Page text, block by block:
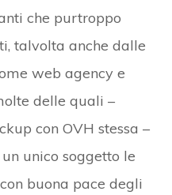
che purtroppo
talvolta anche dalle
web agency e
delle quali –
con OVH stessa –
unico soggetto le
buona pace degli